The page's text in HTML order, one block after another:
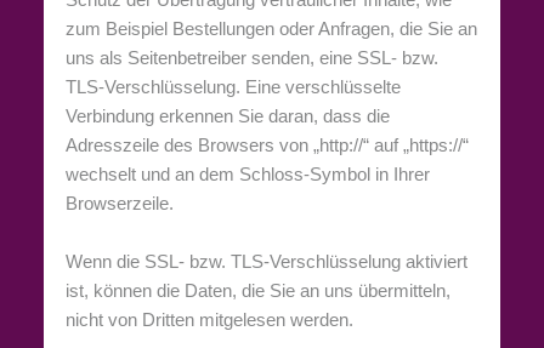
zum Beispiel Bestellungen oder Anfragen, die Sie an
uns als Seitenbetreiber senden, eine SSL- bzw.
TLS-Verschlüsselung. Eine verschlüsselte
Verbindung erkennen Sie daran, dass die
Adresszeile des Browsers von „http://“ auf „https://“
wechselt und an dem Schloss-Symbol in Ihrer
Browserzeile.
Wenn die SSL- bzw. TLS-Verschlüsselung aktiviert
ist, können die Daten, die Sie an uns übermitteln,
nicht von Dritten mitgelesen werden.